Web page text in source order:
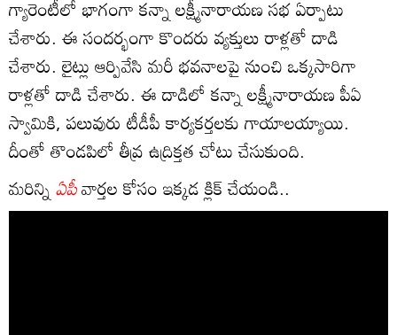
గ్యారెంటీలో భాగంగా కన్నా లక్ష్మీనారాయణ సభ ఏర్పాటు
చేశారు. ఈ సందర్భంగా కొందరు వ్యక్తులు రాళ్లతో దాడి
చేశారు. లైట్లు ఆర్పివేసి మరీ భవనాలపై నుంచి ఒక్కసారిగా
రాళ్లతో దాడి చేశారు. ఈ దాడిలో కన్నా లక్ష్మీనారాయణ పీఏ
స్వామికి, పలువురు టీడీపీ కార్యకర్తలకు గాయాలయ్యాయి.
దీంతో తొండపిలో తీవ్ర ఉద్రిక్తత చోటు చేసుకుంది.
మరిన్నిఏపీవార్తల కోసం ఇక్కడ క్లిక్ చేయండి..